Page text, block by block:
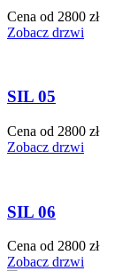
Cena od 2800 zł
Zobacz drzwi
SIL 05
Cena od 2800 zł
Zobacz drzwi
SIL 06
Cena od 2800 zł
Zobacz drzwi